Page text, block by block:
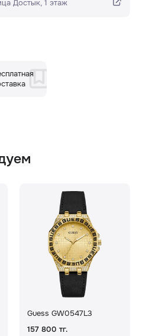
Достык, 1 этаж
Guess GW0547L3
157 800 тг.